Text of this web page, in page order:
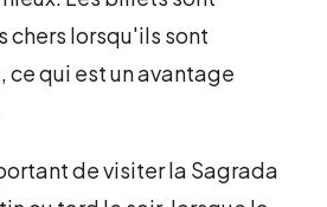
chers lorsqu'ils sont
ce qui est un avantage
de visiter la Sagrada